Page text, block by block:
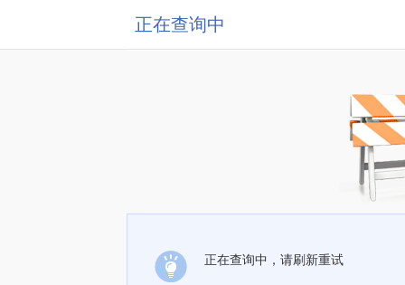
正在查询中
正在查询中，请刷新重试